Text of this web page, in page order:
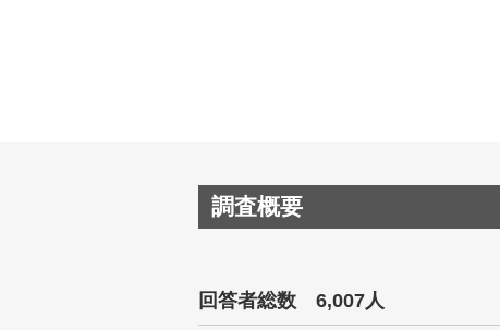
調査概要
回答者総数 6,007人